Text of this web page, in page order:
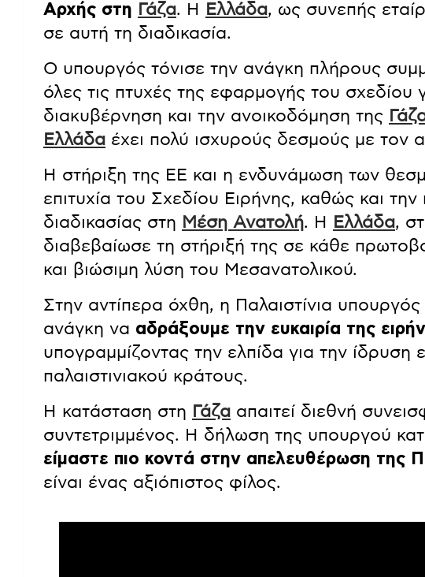
Αρχής στη Γάζα. Η Ελλάδα, ως συνεπής
σε αυτή τη διαδικασία.
Ο υπουργός τόνισε την ανάγκη πλήρους
όλες τις πτυχές της εφαρμογής του σχεδίου
διακυβέρνηση και την ανοικοδόμηση της
Ελλάδα έχει πολύ ισχυρούς δεσμούς με τον
Η στήριξη της ΕΕ και η ενδυνάμωση των
επιτυχία του Σχεδίου Ειρήνης, καθώς και
διαδικασίας στη Μέση Ανατολή. Η Ελλάδα,
διαβεβαίωσε τη στήριξή της σε κάθε
και βιώσιμη λύση του Μεσανατολικού.
Στην αντίπερα όχθη, η Παλαιστίνια
ανάγκη να αδράξουμε την ευκαιρία της
υπογραμμίζοντας την ελπίδα για την ίδρυση
παλαιστινιακού κράτους.
Η κατάσταση στη Γάζα απαιτεί διεθνή
συντετριμμένος. Η δήλωση της υπουργού
είμαστε πιο κοντά στην απελευθέρωση της
είναι ένας αξιόπιστος φίλος.